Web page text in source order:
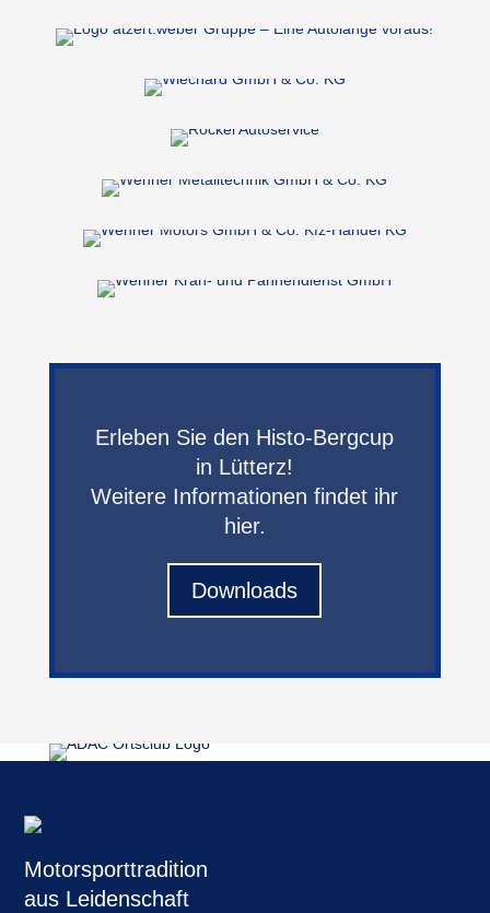
Erleben Sie den Histo-Bergcup
in Lütterz!
Weitere Informationen findet ihr
hier.
Downloads
Motorsporttradition
aus Leidenschaft